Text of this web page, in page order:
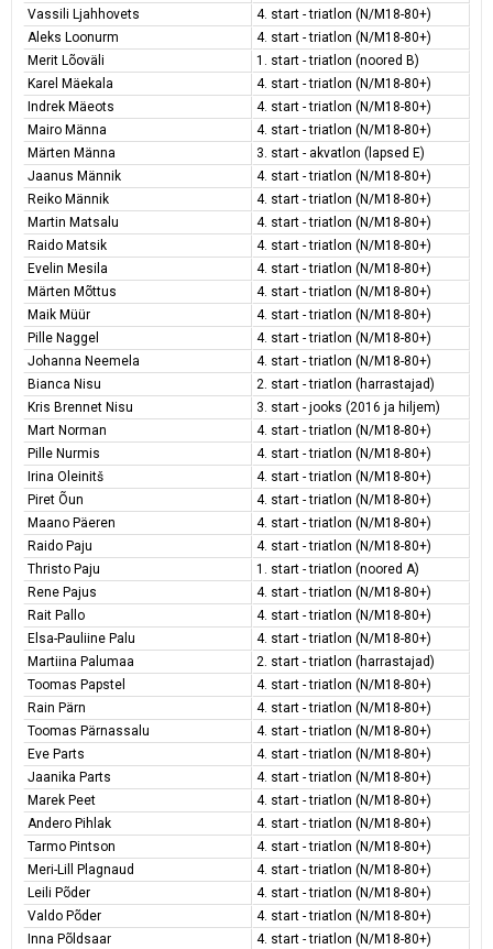
Vassili Ljahhovets
4. start - triatlon (N/M18-80+)
Aleks Loonurm
4. start - triatlon (N/M18-80+)
Merit Lõoväli
1. start - triatlon (noored B)
Karel Mäekala
4. start - triatlon (N/M18-80+)
Indrek Mäeots
4. start - triatlon (N/M18-80+)
Mairo Männa
4. start - triatlon (N/M18-80+)
Märten Männa
3. start - akvatlon (lapsed E)
Jaanus Männik
4. start - triatlon (N/M18-80+)
Reiko Männik
4. start - triatlon (N/M18-80+)
Martin Matsalu
4. start - triatlon (N/M18-80+)
Raido Matsik
4. start - triatlon (N/M18-80+)
Evelin Mesila
4. start - triatlon (N/M18-80+)
Märten Mõttus
4. start - triatlon (N/M18-80+)
Maik Müür
4. start - triatlon (N/M18-80+)
Pille Naggel
4. start - triatlon (N/M18-80+)
Johanna Neemela
4. start - triatlon (N/M18-80+)
Bianca Nisu
2. start - triatlon (harrastajad)
Kris Brennet Nisu
3. start - jooks (2016 ja hiljem)
Mart Norman
4. start - triatlon (N/M18-80+)
Pille Nurmis
4. start - triatlon (N/M18-80+)
Irina Oleinitš
4. start - triatlon (N/M18-80+)
Piret Õun
4. start - triatlon (N/M18-80+)
Maano Päeren
4. start - triatlon (N/M18-80+)
Raido Paju
4. start - triatlon (N/M18-80+)
Thristo Paju
1. start - triatlon (noored A)
Rene Pajus
4. start - triatlon (N/M18-80+)
Rait Pallo
4. start - triatlon (N/M18-80+)
Elsa-Pauliine Palu
4. start - triatlon (N/M18-80+)
Martiina Palumaa
2. start - triatlon (harrastajad)
Toomas Papstel
4. start - triatlon (N/M18-80+)
Rain Pärn
4. start - triatlon (N/M18-80+)
Toomas Pärnassalu
4. start - triatlon (N/M18-80+)
Eve Parts
4. start - triatlon (N/M18-80+)
Jaanika Parts
4. start - triatlon (N/M18-80+)
Marek Peet
4. start - triatlon (N/M18-80+)
Andero Pihlak
4. start - triatlon (N/M18-80+)
Tarmo Pintson
4. start - triatlon (N/M18-80+)
Meri-Lill Plagnaud
4. start - triatlon (N/M18-80+)
Leili Põder
4. start - triatlon (N/M18-80+)
Valdo Põder
4. start - triatlon (N/M18-80+)
Inna Põldsaar
4. start - triatlon (N/M18-80+)